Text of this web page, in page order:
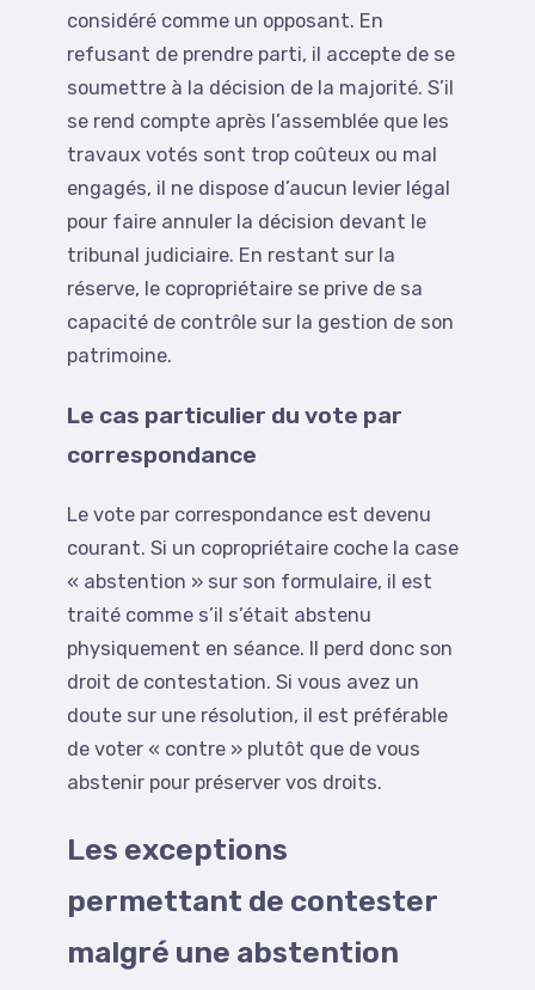
considéré comme un opposant. En
refusant de prendre parti, il accepte de se
soumettre à la décision de la majorité. S’il
se rend compte après l’assemblée que les
travaux votés sont trop coûteux ou mal
engagés, il ne dispose d’aucun levier légal
pour faire annuler la décision devant le
tribunal judiciaire. En restant sur la
réserve, le copropriétaire se prive de sa
capacité de contrôle sur la gestion de son
patrimoine.
Le cas particulier du vote par
correspondance
Le vote par correspondance est devenu
courant. Si un copropriétaire coche la case
« abstention » sur son formulaire, il est
traité comme s’il s’était abstenu
physiquement en séance. Il perd donc son
droit de contestation. Si vous avez un
doute sur une résolution, il est préférable
de voter « contre » plutôt que de vous
abstenir pour préserver vos droits.
Les exceptions
permettant de contester
malgré une abstention